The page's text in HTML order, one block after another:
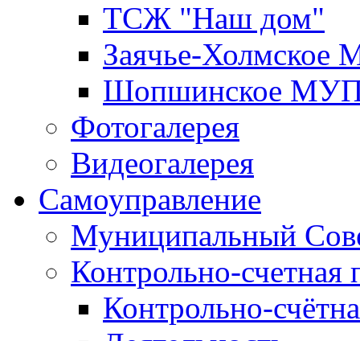
ТСЖ "Наш дом"
Заячье-
Шопшинское
Фотогалерея
Видеогалерея
Самоуправление
Муниципальный
Контрольно-счетная
Контрольно-